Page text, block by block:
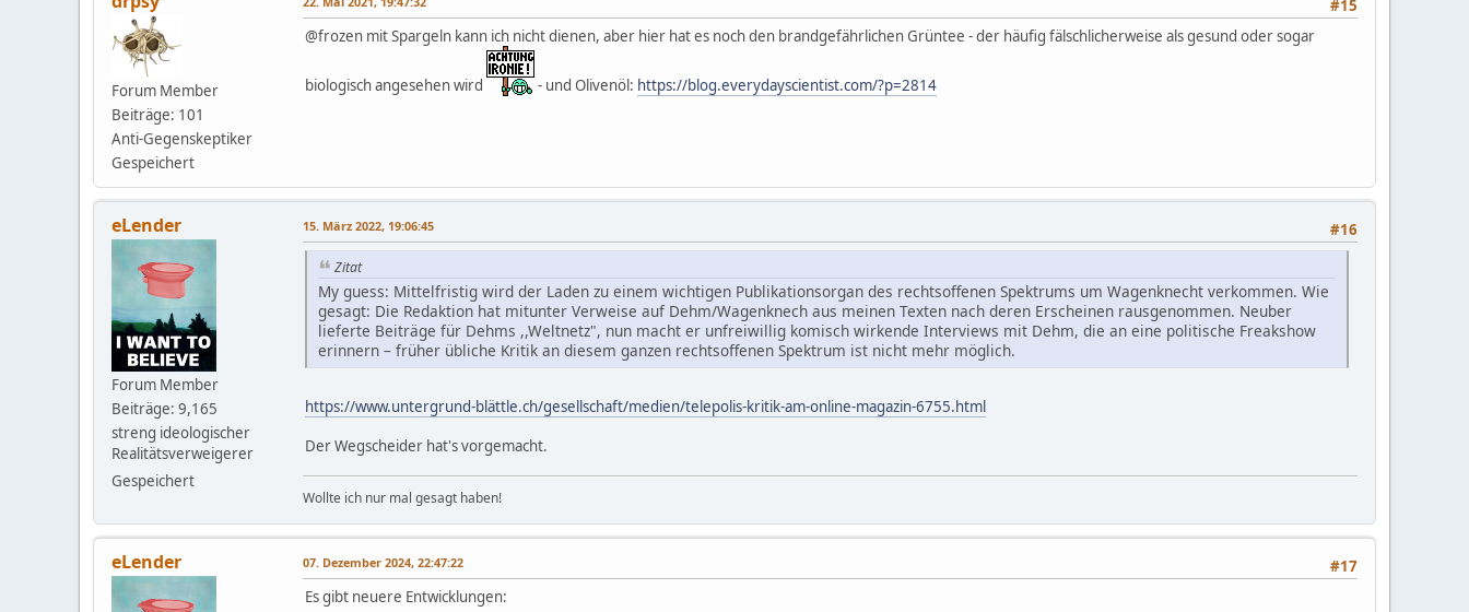
Forum Member
Beiträge: 101
Anti-Gegenskeptiker
Gespeichert
#15
@frozen mit Spargeln kann ich nicht dienen, aber hier hat es noch den brandgefährlichen Grüntee - der häufig fälschlicherweise als gesund oder sogar
biologisch angesehen wird - und Olivenöl: https://blog.everydayscientist.com/?p=2814
eLender
Forum Member
Beiträge: 9,165
streng ideologischer
Realitätsverweigerer
Gespeichert
#16
15. März 2022, 19:06:45
Zitat
My guess: Mittelfristig wird der Laden zu einem wichtigen Publikationsorgan des rechtsoffenen Spektrums um Wagenknecht verkommen. Wie
gesagt: Die Redaktion hat mitunter Verweise auf Dehm/Wagenknech aus meinen Texten nach deren Erscheinen rausgenommen. Neuber
lieferte Beiträge für Dehms ,,Weltnetz", nun macht er unfreiwillig komisch wirkende Interviews mit Dehm, die an eine politische Freakshow
erinnern – früher übliche Kritik an diesem ganzen rechtsoffenen Spektrum ist nicht mehr möglich.
https://www.untergrund-blättle.ch/gesellschaft/medien/telepolis-kritik-am-online-magazin-6755.html
Der Wegscheider hat's vorgemacht.
Wollte ich nur mal gesagt haben!
eLender #17
07. Dezember 2024, 22:47:22
Es gibt neuere Entwicklungen: